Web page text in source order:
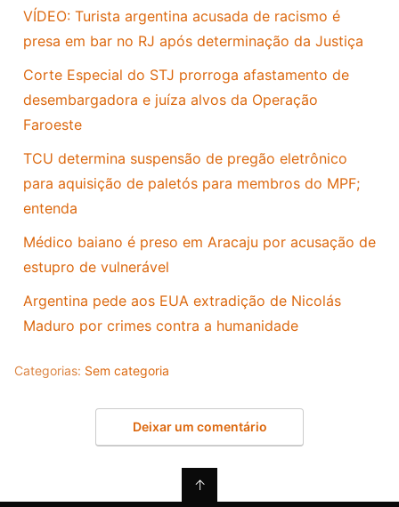
VÍDEO: Turista argentina acusada de racismo é
presa em bar no RJ após determinação da Justiça
Corte Especial do STJ prorroga afastamento de
desembargadora e juíza alvos da Operação
Faroeste
TCU determina suspensão de pregão eletrônico
para aquisição de paletós para membros do MPF;
entenda
Médico baiano é preso em Aracaju por acusação de
estupro de vulnerável
Argentina pede aos EUA extradição de Nicolás
Maduro por crimes contra a humanidade
Categorias: Sem categoria
Deixar um comentário
↑